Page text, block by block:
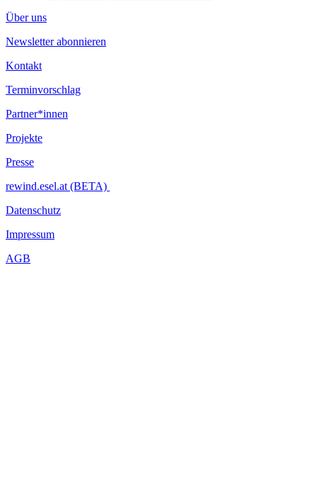
Über uns
Newsletter abonnieren
Kontakt
Terminvorschlag
Partner*innen
Projekte
Presse
rewind.esel.at (BETA)
Datenschutz
Impressum
AGB